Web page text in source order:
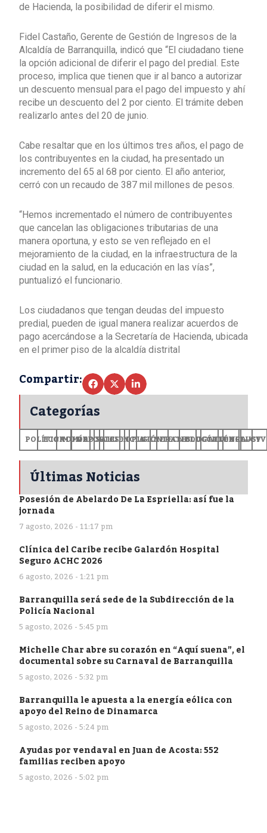
de Hacienda, la posibilidad de diferir el mismo.
Fidel Castaño, Gerente de Gestión de Ingresos de la
Alcaldía de Barranquilla, indicó que “El ciudadano tiene
la opción adicional de diferir el pago del predial. Este
proceso, implica que tienen que ir al banco a autorizar
un descuento mensual para el pago del impuesto y ahí
recibe un descuento del 2 por ciento. El trámite deben
realizarlo antes del 20 de junio.
Cabe resaltar que en los últimos tres años, el pago de
los contribuyentes en la ciudad, ha presentado un
incremento del 65 al 68 por ciento. El año anterior,
cerró con un recaudo de 387 mil millones de pesos.
“Hemos incrementado el número de contribuyentes
que cancelan las obligaciones tributarias de una
manera oportuna, y esto se ven reflejado en el
mejoramiento de la ciudad, en la infraestructura de la
ciudad en la salud, en la educación en las vías”,
puntualizó el funcionario.
Los ciudadanos que tengan deudas del impuesto
predial, pueden de igual manera realizar acuerdos de
pago acercándose a la Secretaría de Hacienda, ubicada
en el primer piso de la alcaldía distrital
Compartir:
Categorías
POLÍTICA
ECONOMÍA
MUNDODEPORTES
SALUDCIENCIA
OPINIÓN
GENERALES
TECNOLOGÍA
EDUCACIÓN
CULTURA+CV
Últimas Noticias
Posesión de Abelardo De La Espriella: así fue la
jornada
7 agosto, 2026 - 11:17 pm
Clínica del Caribe recibe Galardón Hospital
Seguro ACHC 2026
6 agosto, 2026 - 1:21 pm
Barranquilla será sede de la Subdirección de la
Policía Nacional
5 agosto, 2026 - 5:45 pm
Michelle Char abre su corazón en “Aquí suena”, el
documental sobre su Carnaval de Barranquilla
5 agosto, 2026 - 5:32 pm
Barranquilla le apuesta a la energía eólica con
apoyo del Reino de Dinamarca
5 agosto, 2026 - 5:24 pm
Ayudas por vendaval en Juan de Acosta: 552
familias reciben apoyo
5 agosto, 2026 - 5:02 pm